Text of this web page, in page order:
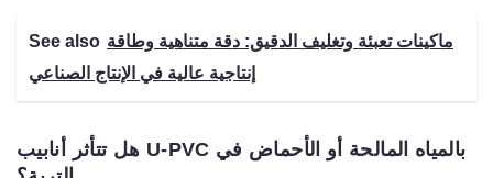
See also ماكينات تعبئة وتغليف الدقيق: دقة متناهية وطاقة
إنتاجية عالية في الإنتاج الصناعي
هل تتأثر أنابيب U-PVC بالمياه المالحة أو الأحماض في